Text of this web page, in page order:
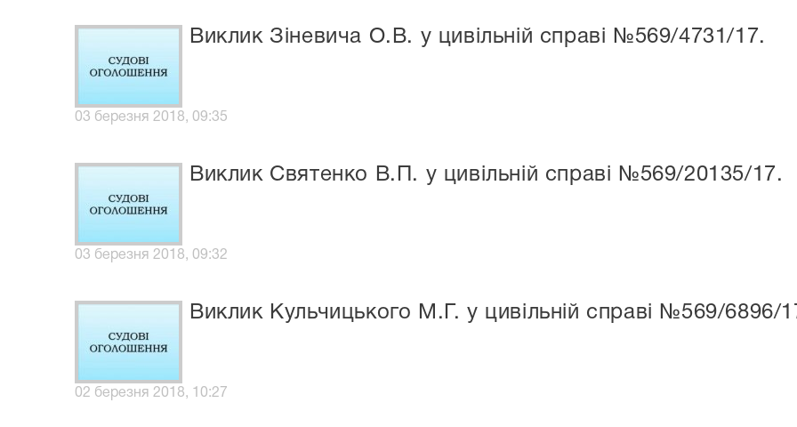
Виклик Зіневича О.В. у цивільній справі №569/4731/17.
03 березня 2018, 09:35
Виклик Святенко В.П. у цивільній справі №569/20135/17.
03 березня 2018, 09:32
Виклик Кульчицького М.Г. у цивільній справі №569/6896/
02 березня 2018, 10:27